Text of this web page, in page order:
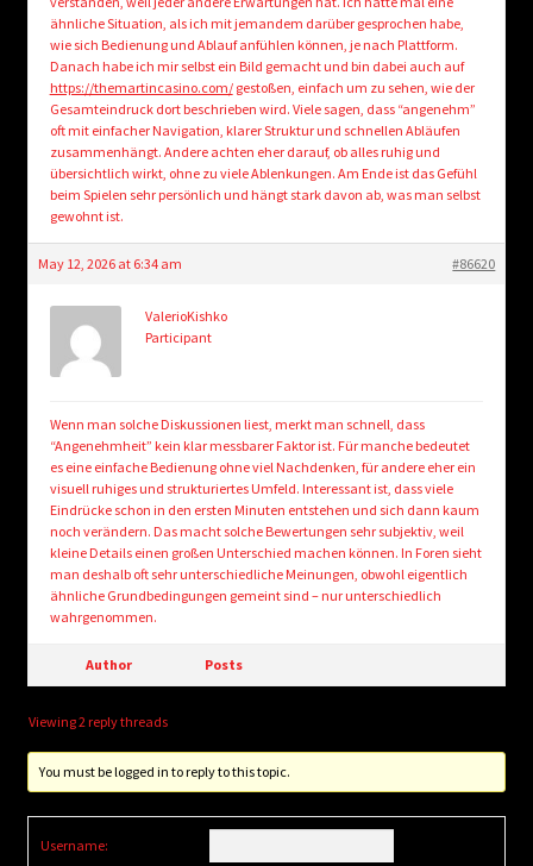
ähnliche Situation, als ich mit jemandem darüber gesprochen habe,
wie sich Bedienung und Ablauf anfühlen können, je nach Plattform.
Danach habe ich mir selbst ein Bild gemacht und bin dabei auch auf
https://themartincasino.com/gestoßen, einfach um zu sehen, wie der
Gesamteindruck dort beschrieben wird. Viele sagen, dass “angenehm”
oft mit einfacher Navigation, klarer Struktur und schnellen Abläufen
zusammenhängt. Andere achten eher darauf, ob alles ruhig und
übersichtlich wirkt, ohne zu viele Ablenkungen. Am Ende ist das Gefühl
beim Spielen sehr persönlich und hängt stark davon ab, was man selbst
gewohnt ist.
May 12, 2026 at 6:34 am #86620
ValerioKishko
Participant
Wenn man solche Diskussionen liest, merkt man schnell, dass
“Angenehmheit” kein klar messbarer Faktor ist. Für manche bedeutet
es eine einfache Bedienung ohne viel Nachdenken, für andere eher ein
visuell ruhiges und strukturiertes Umfeld. Interessant ist, dass viele
Eindrücke schon in den ersten Minuten entstehen und sich dann kaum
noch verändern. Das macht solche Bewertungen sehr subjektiv, weil
kleine Details einen großen Unterschied machen können. In Foren sieht
man deshalb oft sehr unterschiedliche Meinungen, obwohl eigentlich
ähnliche Grundbedingungen gemeint sind – nur unterschiedlich
wahrgenommen.
Author Posts
Viewing 2 reply threads
You must be logged in to reply to this topic.
Username: